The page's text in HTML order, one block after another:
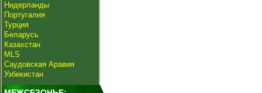
Нидерланды
Португалия
Турция
Беларусь
Казахстан
MLS
Саудовская Аравия
Узбекистан